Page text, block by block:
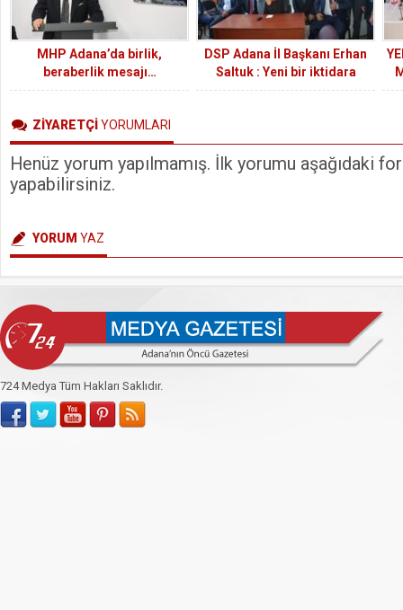
MHP Adana’da birlik,
beraberlik mesajı…
DSP Adana İl Başkanı Erhan
Saltuk : Yeni bir iktidara
ihtiyaç var. O da DSP’dir
ZİYARETÇİYORUMLARI
Henüz yorum yapılmamış. İlk yorumu aşağıdaki
yapabilirsiniz.
YORUM YAZ
724 Medya Tüm Hakları Saklıdır.